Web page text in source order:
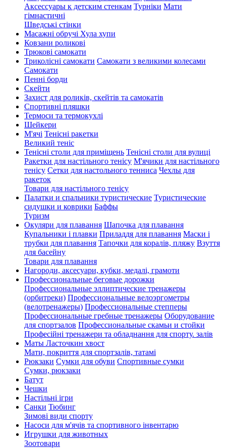
Аксессуары к детским стенкам Турніки Мати
гімнастичні
Шведські стінки
Масажні обручі Хула хупи
Ковзани роликові
Трюкові самокати
Триколісні самокати Самокати з великими колесами
Cамокати
Пенні борди
Скейти
Захист для роликів, скейтів та самокатів
Спортивні пляшки
Термоси та термокухлі
Шейкери
М'ячі Тенісні ракетки
Великий теніс
Тенісні столи для приміщень Тенісні столи для вулиці
Ракетки для настільного тенісу М'ячики для настільного
тенісу Сетки для настольного тенниса Чехлы для
ракеток
Товари для настільного тенісу
Палатки и спальники туристические Туристические
сидушки и коврики Баффы
Туризм
Окуляри для плавання Шапочка для плавання
Купальники і плавки Приладдя для плавання Маски і
трубки для плавання Тапочки для коралів, пляжу Взуття
для басейну
Товари для плавання
Нагороди, аксесуари, кубки, медалі, грамоти
Профессиональные беговые дорожки
Профессиональные эллиптические тренажеры
(орбитреки) Профессиональные велоэргометры
(велотренажеры) Профессиональные cтепперы
Профессиональные гребные тренажеры Оборудование
для спортзалов Профессиональные скамьи и стойки
Професійні тренажери та обладнання для спорту. залів
Маты Ласточкин хвост
Мати, покриття для спортзалів, татамі
Рюкзаки Сумки для обуви Спортивные сумки
Сумки, рюкзаки
Батут
Чешки
Настільні ігри
Санки Тюбинг
Зимові види спорту
Насоси для м'ячів та спортивного інвентарю
Игрушки для животных
Зоотовари